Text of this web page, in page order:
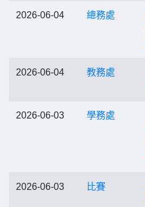
2026-06-04 總務處
2026-06-04 教務處
2026-06-03 學務處
2026-06-03 比賽